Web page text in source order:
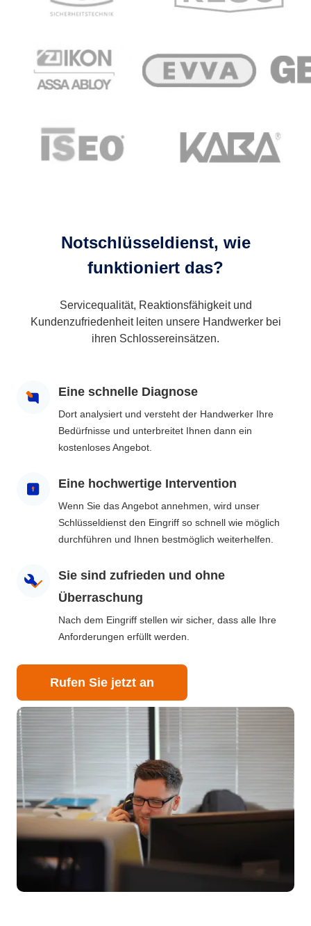
Notschlüsseldienst, wie
funktioniert das?
Servicequalität, Reaktionsfähigkeit und
Kundenzufriedenheit leiten unsere Handwerker bei
ihren Schlossereinsätzen.
Eine schnelle Diagnose
Dort analysiert und versteht der Handwerker Ihre
Bedürfnisse und unterbreitet Ihnen dann ein
kostenloses Angebot.
Eine hochwertige Intervention
Wenn Sie das Angebot annehmen, wird unser
Schlüsseldienst den Eingriff so schnell wie möglich
durchführen und Ihnen bestmöglich weiterhelfen.
Sie sind zufrieden und ohne
Überraschung
Nach dem Eingriff stellen wir sicher, dass alle Ihre
Anforderungen erfüllt werden.
Rufen Sie jetzt an